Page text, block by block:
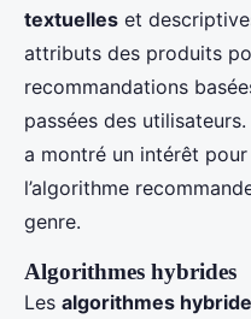
textuelles et
attributs des produits
recommandations
passées des
a montré un intérêt
l’algorithme
genre.
Algorithmes hybrides
Les algorithmes